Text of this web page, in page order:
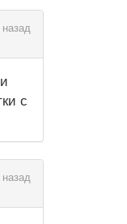
с